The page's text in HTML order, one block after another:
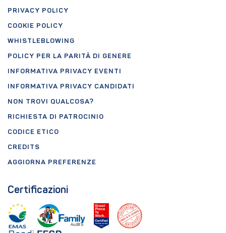
PRIVACY POLICY
COOKIE POLICY
WHISTLEBLOWING
POLICY PER LA PARITÀ DI GENERE
INFORMATIVA PRIVACY EVENTI
INFORMATIVA PRIVACY CANDIDATI
NON TROVI QUALCOSA?
RICHIESTA DI PATROCINIO
CODICE ETICO
CREDITS
AGGIORNA PREFERENZE
Certificazioni